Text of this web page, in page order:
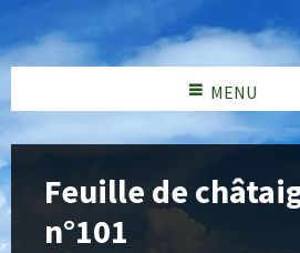
MENU
Feuille de
n°101